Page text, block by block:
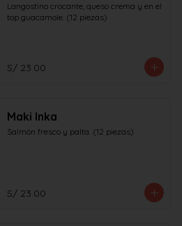
Langostino crocante, queso crema y en el
top guacamole. (12 piezas)
S/ 23.00
Maki Inka
Salmón fresco y palta. (12 piezas)
S/ 23.00